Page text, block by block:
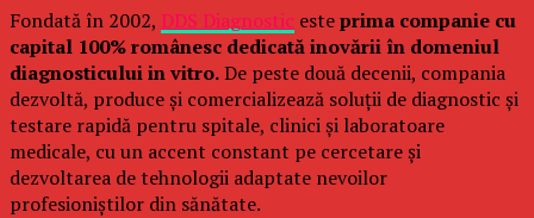
Fondată în 2002, DDS Diagnostic esteprima companie cu
capital 100% românesc dedicată inovării în domeniul
diagnosticului in vitro.De peste două decenii, compania
dezvoltă, produce și comercializează soluții de diagnostic și
testare rapidă pentru spitale, clinici și laboratoare
medicale, cu un accent constant pe cercetare și
dezvoltarea de tehnologii adaptate nevoilor
profesioniștilor din sănătate.